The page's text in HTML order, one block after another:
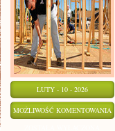
LUTY - 10 - 2026
MOŻLIWOŚĆ KOMENTOWANIA